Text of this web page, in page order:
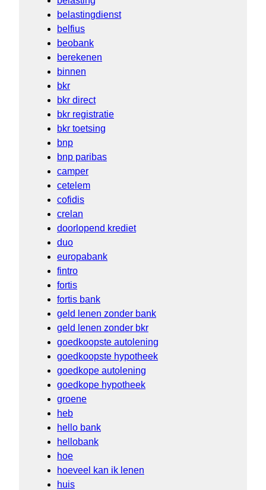
belastingdienst
belfius
beobank
berekenen
binnen
bkr
bkr direct
bkr registratie
bkr toetsing
bnp
bnp paribas
camper
cetelem
cofidis
crelan
doorlopend krediet
duo
europabank
fintro
fortis
fortis bank
geld lenen zonder bank
geld lenen zonder bkr
goedkoopste autolening
goedkoopste hypotheek
goedkope autolening
goedkope hypotheek
groene
heb
hello bank
hellobank
hoe
hoeveel kan ik lenen
huis